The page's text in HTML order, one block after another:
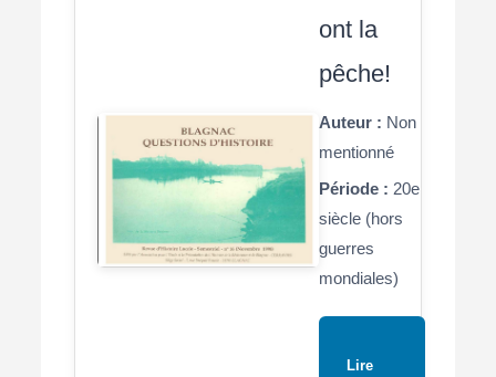
ont la
pêche!
Auteur : Non
mentionné
Période : 20e
siècle (hors
guerres
mondiales)
Lire